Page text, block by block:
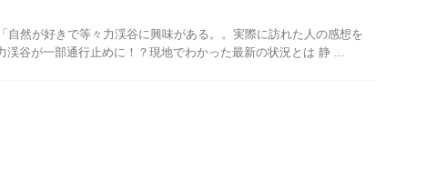
然が好きで等々力渓谷に興味がある。。実際に訪れた人の感想を
谷が一部通行止めに！？現地でわかった最新の状況とは 静 ...